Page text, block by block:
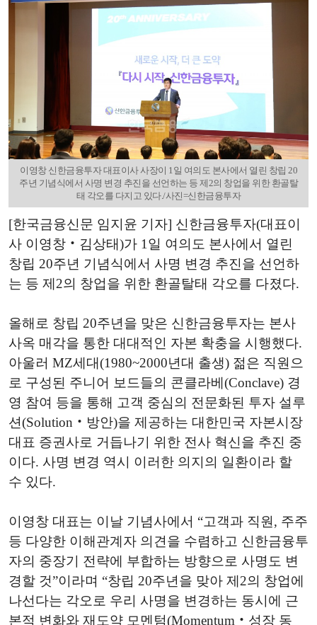
이영창 신한금융투자 대표이사 사장이 1일 여의도 본사에서 열린 창립 20
주년 기념식에서 사명 변경 추진을 선언하는 등 제2의 창업을 위한 환골탈
태 각오를 다지고 있다./사진=신한금융투자
[한국금융신문 임지윤 기자] 신한금융투자(대표이
사 이영창‧김상태)가 1일 여의도 본사에서 열린
창립 20주년 기념식에서 사명 변경 추진을 선언하
는 등 제2의 창업을 위한 환골탈태 각오를 다졌다.
올해로 창립 20주년을 맞은 신한금융투자는 본사
사옥 매각을 통한 대대적인 자본 확충을 시행했다.
아울러 MZ세대(1980~2000년대 출생) 젊은 직원으
로 구성된 주니어 보드들의 콘클라베(Conclave) 경
영 참여 등을 통해 고객 중심의 전문화된 투자 설루
션(Solution‧방안)을 제공하는 대한민국 자본시장
대표 증권사로 거듭나기 위한 전사 혁신을 추진 중
이다. 사명 변경 역시 이러한 의지의 일환이라 할
수 있다.
이영창 대표는 이날 기념사에서 “고객과 직원, 주주
등 다양한 이해관계자 의견을 수렴하고 신한금융투
자의 중장기 전략에 부합하는 방향으로 사명도 변
경할 것”이라며 “창립 20주년을 맞아 제2의 창업에
나선다는 각오로 우리 사명을 변경하는 동시에 근
본적 변화와 재도약 모멘텀(Momentum‧성장 동